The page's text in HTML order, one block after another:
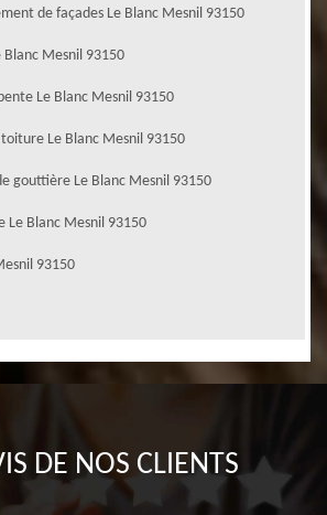
de façades Le Blanc Mesnil 93150
Mesnil 93150
Le Blanc Mesnil 93150
Le Blanc Mesnil 93150
gouttière Le Blanc Mesnil 93150
Le Blanc Mesnil 93150
93150
DE NOS CLIENTS